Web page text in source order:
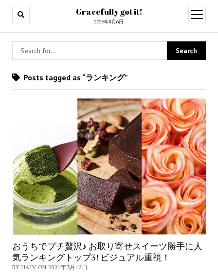
Gracefully got it!
2026年8月6日
open
menu
Posts tagged as “ランキング”
おうちでプチ贅沢♪ お取り寄せスイーツ勝手に人
気ランキングトップ3! ビジュアル重視！
BY HAIV ON 2021年3月12日